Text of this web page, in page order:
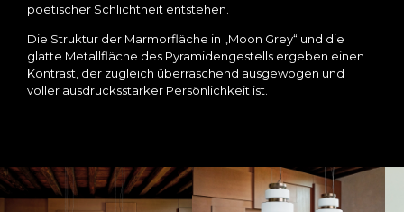
poetischer Schlichtheit entstehen.
Die Struktur der Marmorfläche in „Moon Grey“ und die
glatte Metallfläche des Pyramidengestells ergeben einen
Kontrast, der zugleich überraschend ausgewogen und
voller ausdrucksstarker Persönlichkeit ist.